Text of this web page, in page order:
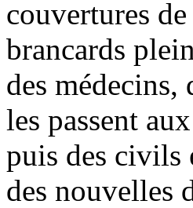
couvertures
brancards
des médecins,
les passent
puis des civils
des nouvelles